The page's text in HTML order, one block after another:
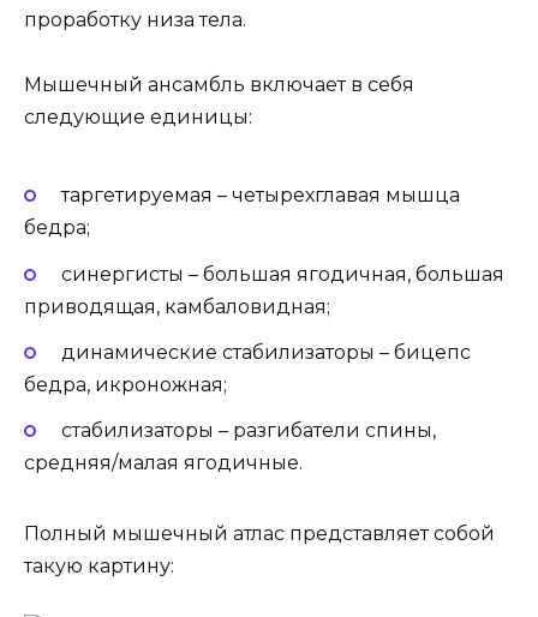
проработку низа тела.
Мышечный ансамбль включает в себя
следующие единицы:
таргетируемая – четырехглавая мышца
бедра;
синергисты – большая ягодичная, большая
приводящая, камбаловидная;
динамические стабилизаторы – бицепс
бедра, икроножная;
стабилизаторы – разгибатели спины,
средняя/малая ягодичные.
Полный мышечный атлас представляет собой
такую картину: